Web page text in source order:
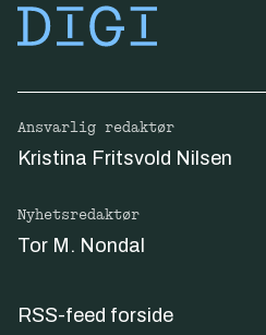
Ansvarlig redaktør
Kristina Fritsvold Nilsen
Nyhetsredaktør
Tor M. Nondal
RSS-feed forside